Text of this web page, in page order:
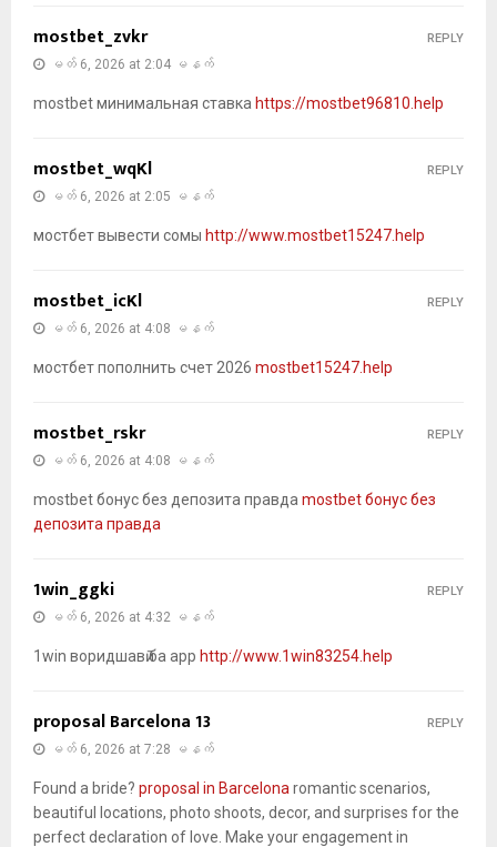
mostbet_zvkr
မတ် 6, 2026 at 2:04 မနက်
mostbet минимальная ставка https://mostbet96810.help
REPLY
mostbet_wqKl
မတ် 6, 2026 at 2:05 မနက်
мостбет вывести сомы http://www.mostbet15247.help
REPLY
mostbet_icKl
မတ် 6, 2026 at 4:08 မနက်
мостбет пополнить счет 2026 mostbet15247.help
REPLY
mostbet_rskr
မတ် 6, 2026 at 4:08 မနက်
mostbet бонус без депозита правдаmostbet бонус без
депозита правда
REPLY
1win_ggki
မတ် 6, 2026 at 4:32 မနက်
1win воридшавӣ ба app http://www.1win83254.help
REPLY
proposal Barcelona 13
မတ် 6, 2026 at 7:28 မနက်
Found a bride? proposal in Barcelonaromantic scenarios,
beautiful locations, photo shoots, decor, and surprises for the
perfect declaration of love. Make your engagement in
REPLY